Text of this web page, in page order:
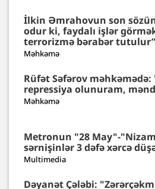
İlkin Əmrahovun son
odur ki, faydalı işlər
terrorizmə bərabər tutulur”
Məhkəmə
Rüfət Səfərov
repressiya olunuram,
Məhkəmə
Metronun "28 May"-
sərnişinlər 3 dəfə xərcə
Multimedia
Dəyanət Çələbi: